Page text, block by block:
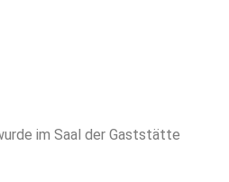
im Saal der Gaststätte